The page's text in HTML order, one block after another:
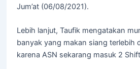
Jum’at (06/08/2021).
Lebih lanjut, Taufik mengatakan
banyak yang makan siang terlebih
karena ASN sekarang masuk 2